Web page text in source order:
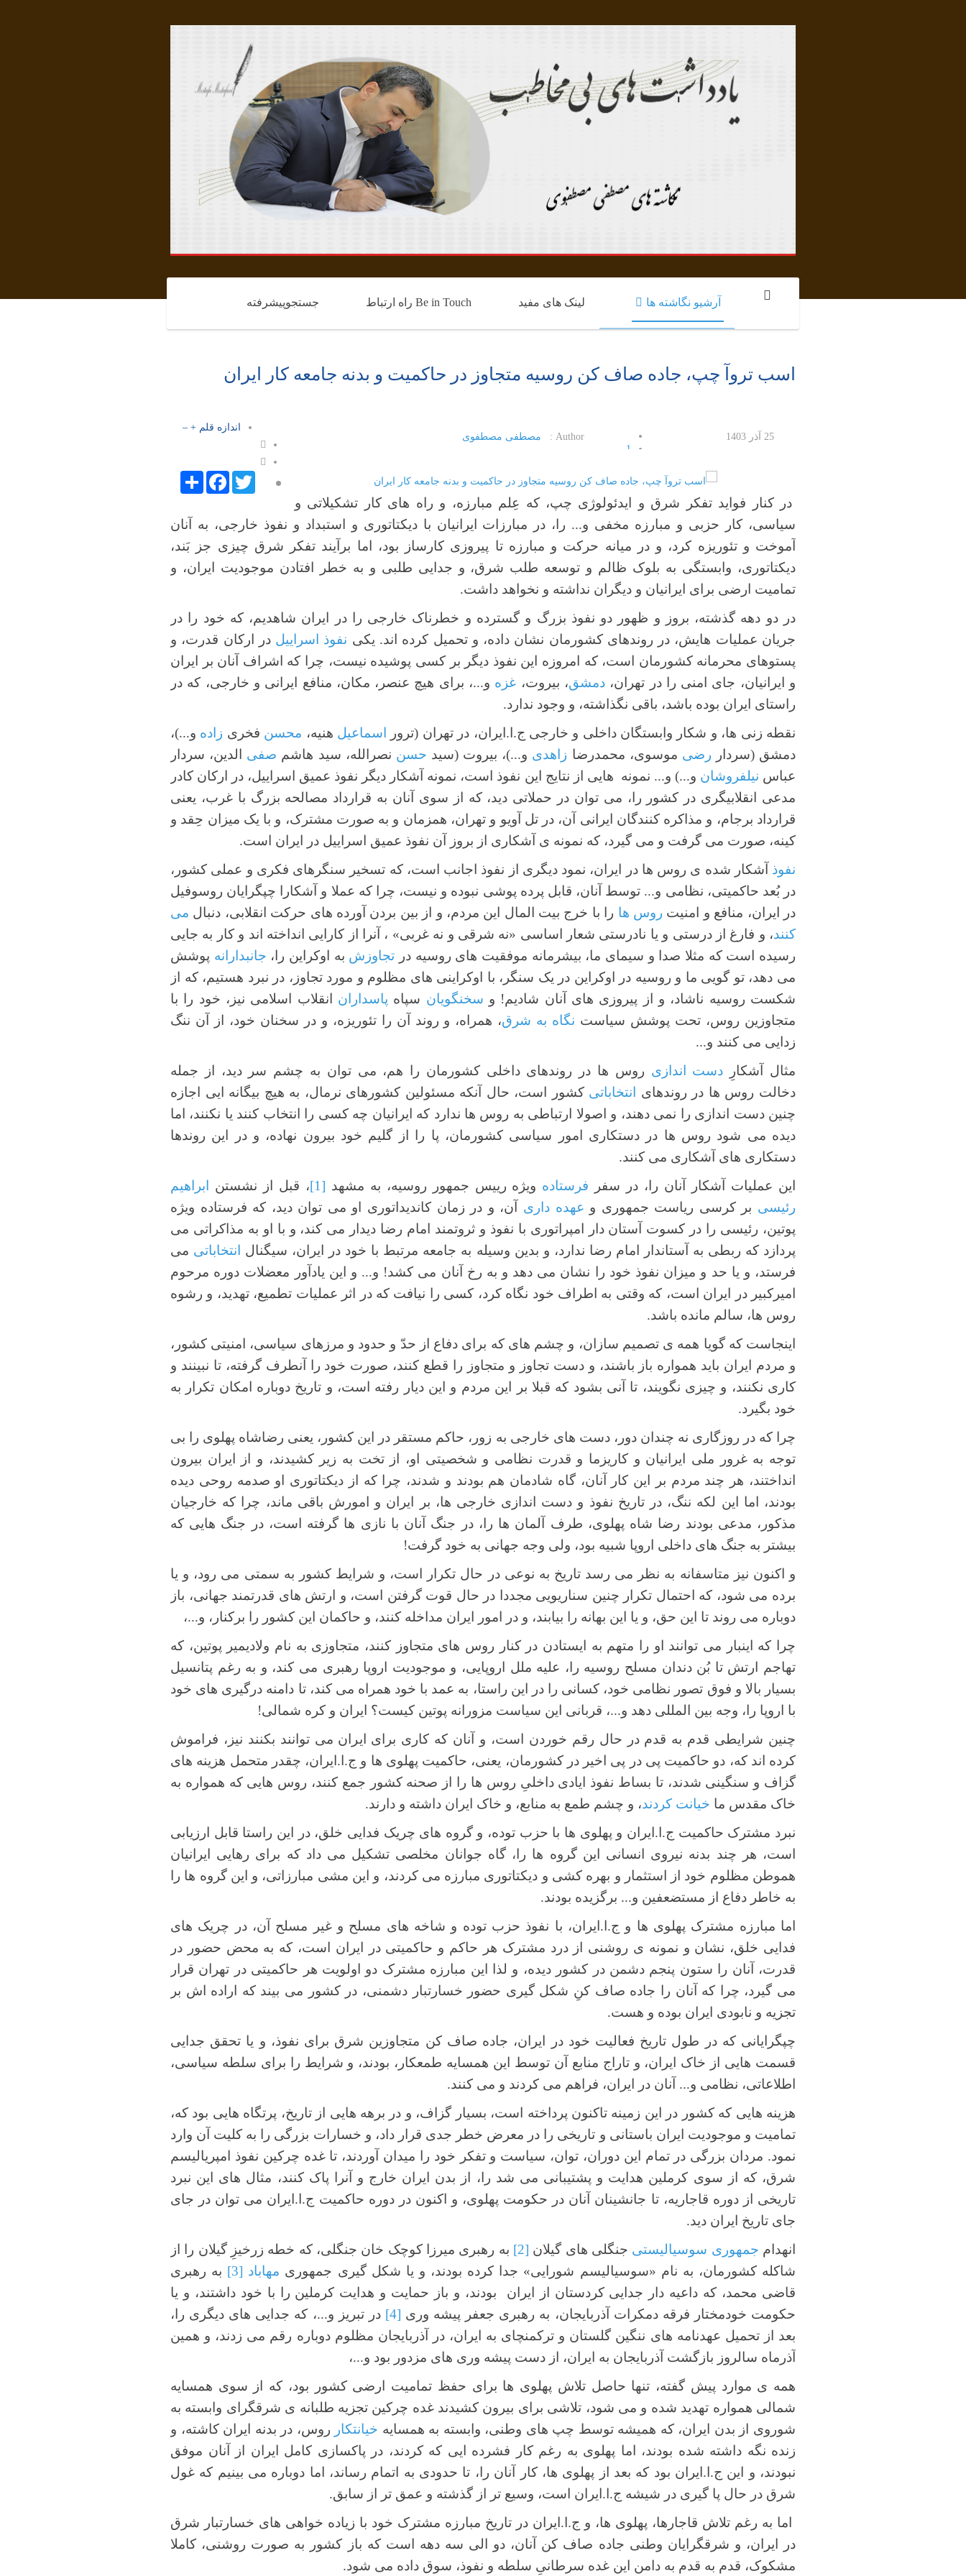
آرشیو نگاشته ها لینک های مفید Be in Touch راه ارتباط جستجوپیشرفته
اسب تروآ چپ، جاده صاف کن روسیه متجاوز در حاکمیت و بدنه جامعه کار ایران
اندازه قلم +
–
Share
FacebookTwitter
25 آذر 1403
1
3
4
Author : مصطفی مصطفوی
در کنار فواید تفکر شرق و ایدئولوژی چپ، که عِلم مبارزه، و راه های کار تشکیلاتی و
سیاسی، کار حزبی و مبارزه مخفی و... را، در مبارزات ایرانیان با دیکتاتوری و استبداد و نفوذ خارجی، به آنان
آموخت و تئوریزه کرد، و در میانه حرکت و مبارزه تا پیروزی کارساز بود، اما برآیند تفکر شرق چیزی جز بَند،
دیکتاتوری، وابستگی به بلوک ظالم و توسعه طلب شرق، و جدایی طلبی و به خطر افتادن موجودیت ایران، و
تمامیت ارضی برای ایرانیان و دیگران نداشته و نخواهد داشت.
در دو دهه گذشته، بروز و ظهور دو نفوذ بزرگ و گسترده و خطرناک خارجی را در ایران شاهدیم، که خود را در
جریان عملیات هایش، در روندهای کشورمان نشان داده، و تحمیل کرده اند. یکی نفوذ اسراییل در ارکان قدرت، و
پستوهای محرمانه کشورمان است، که امروزه این نفوذ دیگر بر کسی پوشیده نیست، چرا که اشراف آنان بر ایران
و ایرانیان، جای امنی را در تهران،دمشق، بیروت، غزه و...، برای هیچ عنصر، مکان، منافع ایرانی و خارجی، که در
راستای ایران بوده باشد، باقی نگذاشته، و وجود ندارد.
نقطه زنی ها، و شکار وابستگان داخلی و خارجی ج.ا.ایران، در تهران (ترور اسماعیل هنیه، محسن فخری زاده و...)،
دمشق (سردار رضی موسوی، محمدرضا زاهدی و...)، بیروت (سید حسن نصرالله، سید هاشم صفی الدین، سردار
عباس نیلفروشان و...) و... نمونه هایی از نتایج این نفوذ است، نمونه آشکار دیگر نفوذ عمیق اسراییل، در ارکان کادر
مدعی انقلابیگری در کشور را، می توان در حملاتی دید، که از سوی آنان به قرارداد مصالحه بزرگ با غرب، یعنی
قرارداد برجام، و مذاکره کنندگان ایرانی آن، در تل آویو و تهران، همزمان و به صورت مشترک، و با یک میزان حِقد و
کینه، صورت می گرفت و می گیرد، که نمونه ی آشکاری از بروز آن نفوذ عمیق اسراییل در ایران است.
نفوذ آشکار شده ی روس ها در ایران، نمود دیگری از نفوذ اجانب است، که تسخیر سنگرهای فکری و عملی کشور،
در بُعد حاکمیتی، نظامی و... توسط آنان، قابل پرده پوشی نبوده و نیست، چرا که عملا و آشکارا چپگرایان روسوفیل
در ایران، منافع و امنیت روس ها را با خرج بیت المال این مردم، و از بین بردن آورده های حرکت انقلابی، دنبال می
کنند، و فارغ از درستی و یا نادرستی شعار اساسی «نه شرقی و نه غربی» ، آنرا از کارایی انداخته اند و کار به جایی
رسیده است که مثلا صدا و سیمای ما، بیشرمانه موفقیت های روسیه در تجاوزش به اوکراین را، جانبدارانه پوشش
می دهد، تو گویی ما و روسیه در اوکراین در یک سنگر، با اوکراینی های مظلوم و مورد تجاوز، در نبرد هستیم، که از
شکست روسیه ناشاد، و از پیروزی های آنان شادیم! و سخنگویان سپاه پاسداران انقلاب اسلامی نیز، خود را با
متجاوزین روس، تحت پوشش سیاست نگاه به شرق، همراه، و روند آن را تئوریزه، و در سخنان خود، از آن ننگ
زدایی می کنند و...
مثال آشکارِ دست اندازی روس ها در روندهای داخلی کشورمان را هم، می توان به چشم سر دید، از جمله
دخالت روس ها در روندهای انتخاباتی کشور است، حال آنکه مسئولین کشورهای نرمال، به هیچ بیگانه ایی اجازه
چنین دست اندازی را نمی دهند، و اصولا ارتباطی به روس ها ندارد که ایرانیان چه کسی را انتخاب کنند یا نکنند، اما
دیده می شود روس ها در دستکاری امور سیاسی کشورمان، پا را از گلیم خود بیرون نهاده، و در این روندها
دستکاری های آشکاری می کنند.
این عملیات آشکار آنان را، در سفر فرستاده ویژه رییس جمهور روسیه، به مشهد [1] ، قبل از نشستن ابراهیم
رئیسی بر کرسی ریاست جمهوری و عهده داری آن، و در زمان کاندیداتوری او می توان دید، که فرستاده ویژه
پوتین، رئیسی را در کسوت آستان دار امپراتوری با نفوذ و ثروتمند امام رضا دیدار می کند، و با او به مذاکراتی می
پردازد که ربطی به آستاندار امام رضا ندارد، و بدین وسیله به جامعه مرتبط با خود در ایران، سیگنال انتخاباتی می
فرستد، و یا حد و میزان نفوذ خود را نشان می دهد و به رخ آنان می کشد! و... و این یادآور معضلات دوره مرحوم
امیرکبیر در ایران است، که وقتی به اطراف خود نگاه کرد، کسی را نیافت که در اثر عملیات تطمیع، تهدید، و رشوه
روس ها، سالم مانده باشد.
اینجاست که گویا همه ی تصمیم سازان، و چشم های که برای دفاع از حدّ و حدود و مرزهای سیاسی، امنیتی کشور،
و مردم ایران باید همواره باز باشند، و دست تجاوز و متجاوز را قطع کنند، صورت خود را آنطرف گرفته، تا نبینند و
کاری نکنند، و چیزی نگویند، تا آنی بشود که قبلا بر این مردم و این دیار رفته است، و تاریخ دوباره امکان تکرار به
خود بگیرد.
چرا که در روزگاری نه چندان دور، دست های خارجی به زور، حاکم مستقر در این کشور، یعنی رضاشاه پهلوی را بی
توجه به غرور ملی ایرانیان و کاریزما و قدرت نظامی و شخصیتی او، از تخت به زیر کشیدند، و از ایران بیرون
انداختند، هر چند مردم بر این کار آنان، گاه شادمان هم بودند و شدند، چرا که از دیکتاتوری او صدمه روحی دیده
بودند، اما این لکه ننگ، در تاریخ نفوذ و دست اندازی خارجی ها، بر ایران و امورش باقی ماند، چرا که خارجیان
مذکور، مدعی بودند رضا شاه پهلوی، طرف آلمان ها را، در جنگ آنان با نازی ها گرفته است، در جنگ هایی که
بیشتر به جنگ های داخلی اروپا شبیه بود، ولی وجه جهانی به خود گرفت!
و اکنون نیز متاسفانه به نظر می رسد تاریخ به نوعی در حال تکرار است، و شرایط کشور به سمتی می رود، و یا
برده می شود، که احتمال تکرار چنین سناریویی مجددا در حال قوت گرفتن است، و ارتش های قدرتمند جهانی، باز
دوباره می روند تا این حق، و یا این بهانه را بیابند، و در امور ایران مداخله کنند، و حاکمان این کشور را برکنار، و...،
چرا که اینبار می توانند او را متهم به ایستادن در کنار روس های متجاوز کنند، متجاوزی به نام ولادیمیر پوتین، که
تهاجم ارتش تا بُن دندان مسلح روسیه را، علیه ملل اروپایی، و موجودیت اروپا رهبری می کند، و به رغم پتانسیل
بسیار بالا و فوق تصور نظامی خود، کسانی را در این راستا، به عمد با خود همراه می کند، تا دامنه درگیری های خود
با اروپا را، وجه بین المللی دهد و...، قربانی این سیاست مزورانه پوتین کیست؟ ایران و کره شمالی!
چنین شرایطی قدم به قدم در حال رقم خوردن است، و آنان که کاری برای ایران می توانند بکنند نیز، فراموش
کرده اند که، دو حاکمیت پی در پی اخیر در کشورمان، یعنی، حاکمیت پهلوی ها و ج.ا.ایران، چقدر متحمل هزینه های
گزاف و سنگینی شدند، تا بساط نفوذ ایادی داخلیِ روس ها را از صحنه کشور جمع کنند، روس هایی که همواره به
خاک مقدس ما خیانت کردند، و چشم طمع به منابع، و خاک ایران داشته و دارند.
نبرد مشترک حاکمیت ج.ا.ایران و پهلوی ها با حزب توده، و گروه های چریک فدایی خلق، در این راستا قابل ارزیابی
است، هر چند بدنه نیروی انسانی این گروه ها را، گاه جوانان مخلصی تشکیل می داد که برای رهایی ایرانیان
هموطن مظلوم خود از استثمار و بهره کشی و دیکتاتوری مبارزه می کردند، و این مشی مبارزاتی، و این گروه ها را
به خاطر دفاع از مستضعفین و... برگزیده بودند.
اما مبارزه مشترک پهلوی ها و ج.ا.ایران، با نفوذ حزب توده و شاخه های مسلح و غیر مسلح آن، در چریک های
فدایی خلق، نشان و نمونه ی روشنی از درد مشترک هر حاکم و حاکمیتی در ایران است، که به محض حضور در
قدرت، آنان را ستون پنجم دشمن در کشور دیده، و لذا این مبارزه مشترک دو اولویت هر حاکمیتی در تهران قرار
می گیرد، چرا که آنان را جاده صاف کنِ شکل گیری حضور خسارتبار دشمنی، در کشور می بیند که اراده اش بر
تجزیه و نابودی ایران بوده و هست.
چپگرایانی که در طول تاریخ فعالیت خود در ایران، جاده صاف کن متجاوزین شرق برای نفوذ، و یا تحقق جدایی
قسمت هایی از خاک ایران، و تاراج منابع آن توسط این همسایه طمعکار، بودند، و شرایط را برای سلطه سیاسی،
اطلاعاتی، نظامی و... آنان در ایران، فراهم می کردند و می کنند.
هزینه هایی که کشور در این زمینه تاکنون پرداخته است، بسیار گزاف، و در برهه هایی از تاریخ، پرتگاه هایی بود که،
تمامیت و موجودیت ایران باستانی و تاریخی را در معرض خطر جدی قرار داد، و خسارات بزرگی را به کلیت آن وارد
نمود. مردان بزرگی در تمام این دوران، توان، سیاست و تفکر خود را میدان آوردند، تا غده چرکین نفوذ امپریالیسم
شرق، که از سوی کرملین هدایت و پشتیبانی می شد را، از بدن ایران خارج و آنرا پاک کنند، مثال های این نبرد
تاریخی از دوره قاجاریه، تا جانشینان آنان در حکومت پهلوی، و اکنون در دوره حاکمیت ج.ا.ایران می توان در جای
جای تاریخ ایران دید.
انهدام جمهوری سوسیالیستی جنگلی های گیلان [2]
به رهبری میرزا کوچک خان جنگلی، که خطه زرخیزِ گیلان را از
شاکله کشورمان، به نام «سوسیالیسم شورایی» جدا کرده بودند، و یا شکل گیری جمهوری مهاباد [3]
به رهبری
قاضی محمد، که داعیه دار جدایی کردستان از ایران بودند، و باز حمایت و هدایت کرملین را با خود داشتند، و یا
حکومت خودمختار فرقه دمکرات آذربایجان، به رهبری جعفر پیشه وری [4]
در تبریز و...، که جدایی های دیگری را،
بعد از تحمیل عهدنامه های ننگین گلستان و ترکمنچای به ایران، در آذربایجان مظلوم دوباره رقم می زدند، و همین
آذرماه سالروز بازگشت آذربایجان به ایران، از دست پیشه وری های مزدور بود و...،
همه ی موارد پیش گفته، تنها حاصل تلاش پهلوی ها برای حفظ تمامیت ارضی کشور بود، که از سوی همسایه
شمالی همواره تهدید شده و می شود، تلاشی برای بیرون کشیدند غده چرکین تجزیه طلبانه ی شرقگرای وابسته به
شوروی از بدن ایران، که همیشه توسط چپ های وطنی، وابسته به همسایه خیانتکار روس، در بدنه ایران کاشته، و
زنده نگه داشته شده بودند، اما پهلوی به رغم کار فشرده ایی که کردند، در پاکسازی کامل ایران از آنان موفق
نبودند، و این ج.ا.ایران بود که بعد از پهلوی ها، کار آنان را، تا حدودی به اتمام رساند، اما دوباره می بینیم که غول
شرق در حال پا گیری در شیشه ج.ا.ایران است، وسیع تر از گذشته و عمق تر از سابق.
اما به رغم تلاش قاجارها، پهلوی ها، و ج.ا.ایران در تاریخ مبارزه مشترک خود با زیاده خواهی های خسارتبار شرق
در ایران، و شرقگرایان وطنی جاده صاف کن آنان، دو الی سه دهه است که باز کشور به صورت روشنی، کاملا
مشکوک، قدم به قدم به دامن این غده سرطانیِ سلطه و نفوذ، سوق داده می شود.